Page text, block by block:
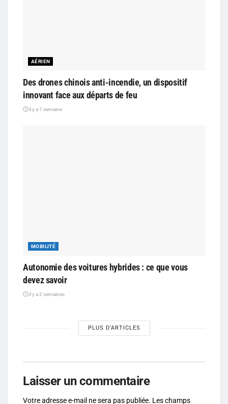
AÉRIEN
Des drones chinois anti-incendie, un dispositif
innovant face aux départs de feu
il y a 1 semaine
MOBILITÉ
Autonomie des voitures hybrides : ce que vous
devez savoir
il y a 2 semaines
PLUS D'ARTICLES
Laisser un commentaire
Votre adresse e-mail ne sera pas publiée. Les champs